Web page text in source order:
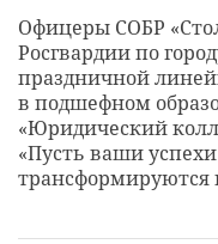
Офицеры СОБР
Росгвардии по
праздничной
в подшефном
«Юридический
«Пусть ваши
трансформируются